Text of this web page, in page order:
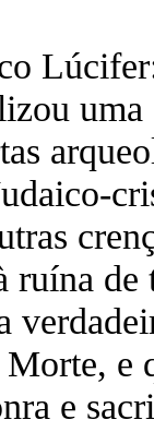
uma
ruína
e
e